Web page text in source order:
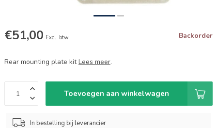
€51,00 Excl. btw Backorder
Rear mounting plate kitLees meer.
Toevoegen aan winkelwagen
In bestelling bij leverancier